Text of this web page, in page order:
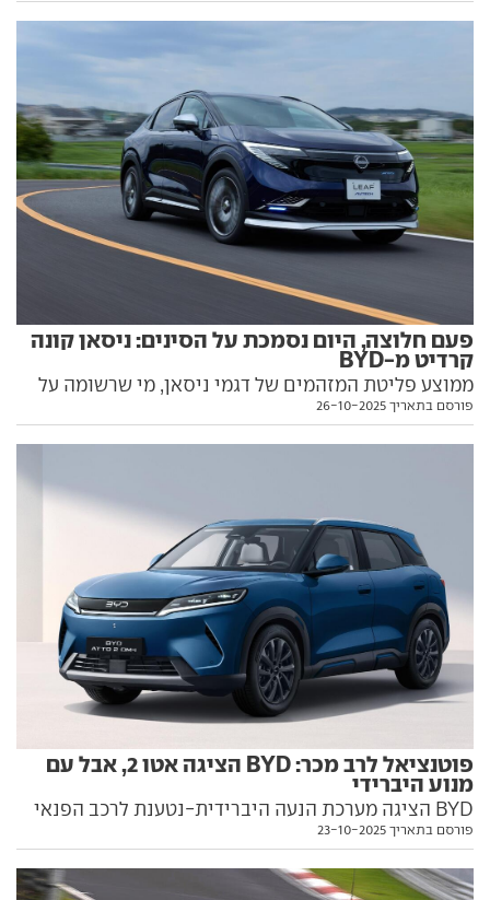
לאלה של הדולפין הקטנה. ומה לגבי המחיר? הפרטים
פעם חלוצה, היום נסמכת על הסינים: ניסאן קונה
קרדיט מ-BYD
ממוצע פליטת המזהמים של דגמי ניסאן, מי שרשומה על
תחילת מהפיכת החשמל בתעשיית הרכב הקלאסית, גבוה
פורסם בתאריך 26-10-2025
פוטנציאל לרב מכר: BYD הציגה אטו 2, אבל עם
מנוע היברידי
BYD הציגה מערכת הנעה היברידית-נטענת לרכב הפנאי
הקטן, שהוצע עד כה בגרסה חשמלית בלבד. הנה כל מה
בשנה הבאה
פורסם בתאריך 23-10-2025